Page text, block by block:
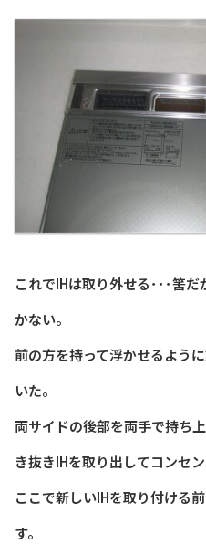
これでIHは取り外せる･･･筈
かない。
前の方を持って浮かせるよう
いた。
両サイドの後部を両手で持ち
き抜きIHを取り出してコンセン
ここで新しいIHを取り付ける
す。